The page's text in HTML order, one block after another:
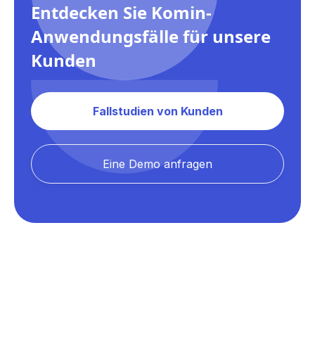
Entdecken Sie Komin-
Anwendungsfälle für unsere
Kunden
Fallstudien von Kunden
Eine Demo anfragen